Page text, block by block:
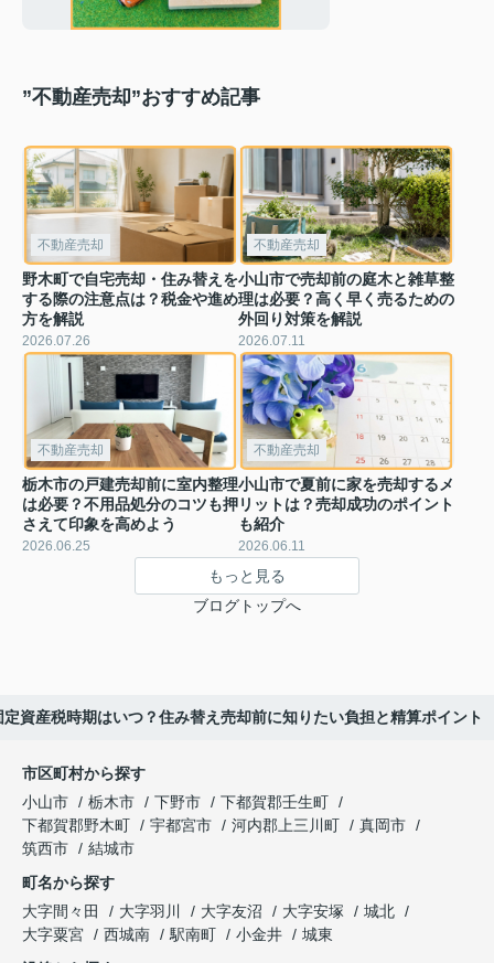
”不動産売却”おすすめ記事
不動産売却
野木町で自宅売却・住み替えを
する際の注意点は？税金や進め
方を解説
2026.07.26
不動産売却
小山市で売却前の庭木と雑草整
理は必要？高く早く売るための
外回り対策を解説
2026.07.11
不動産売却
栃木市の戸建売却前に室内整理
は必要？不用品処分のコツも押
さえて印象を高めよう
2026.06.25
不動産売却
小山市で夏前に家を売却するメ
リットは？売却成功のポイント
も紹介
2026.06.11
もっと見る
ブログトップへ
資産税時期はいつ？住み替え売却前に知りたい負担と精算ポイント
市区町村から探す
小山市
栃木市 下野市
下都賀郡壬生町
下都賀郡野木町
宇都宮市 河内郡上三川町
真岡市
筑西市
結城市
町名から探す
大字間々田
大字羽川 大字友沼 大字安塚
城北
大字粟宮
西城南 駅南町 小金井
城東